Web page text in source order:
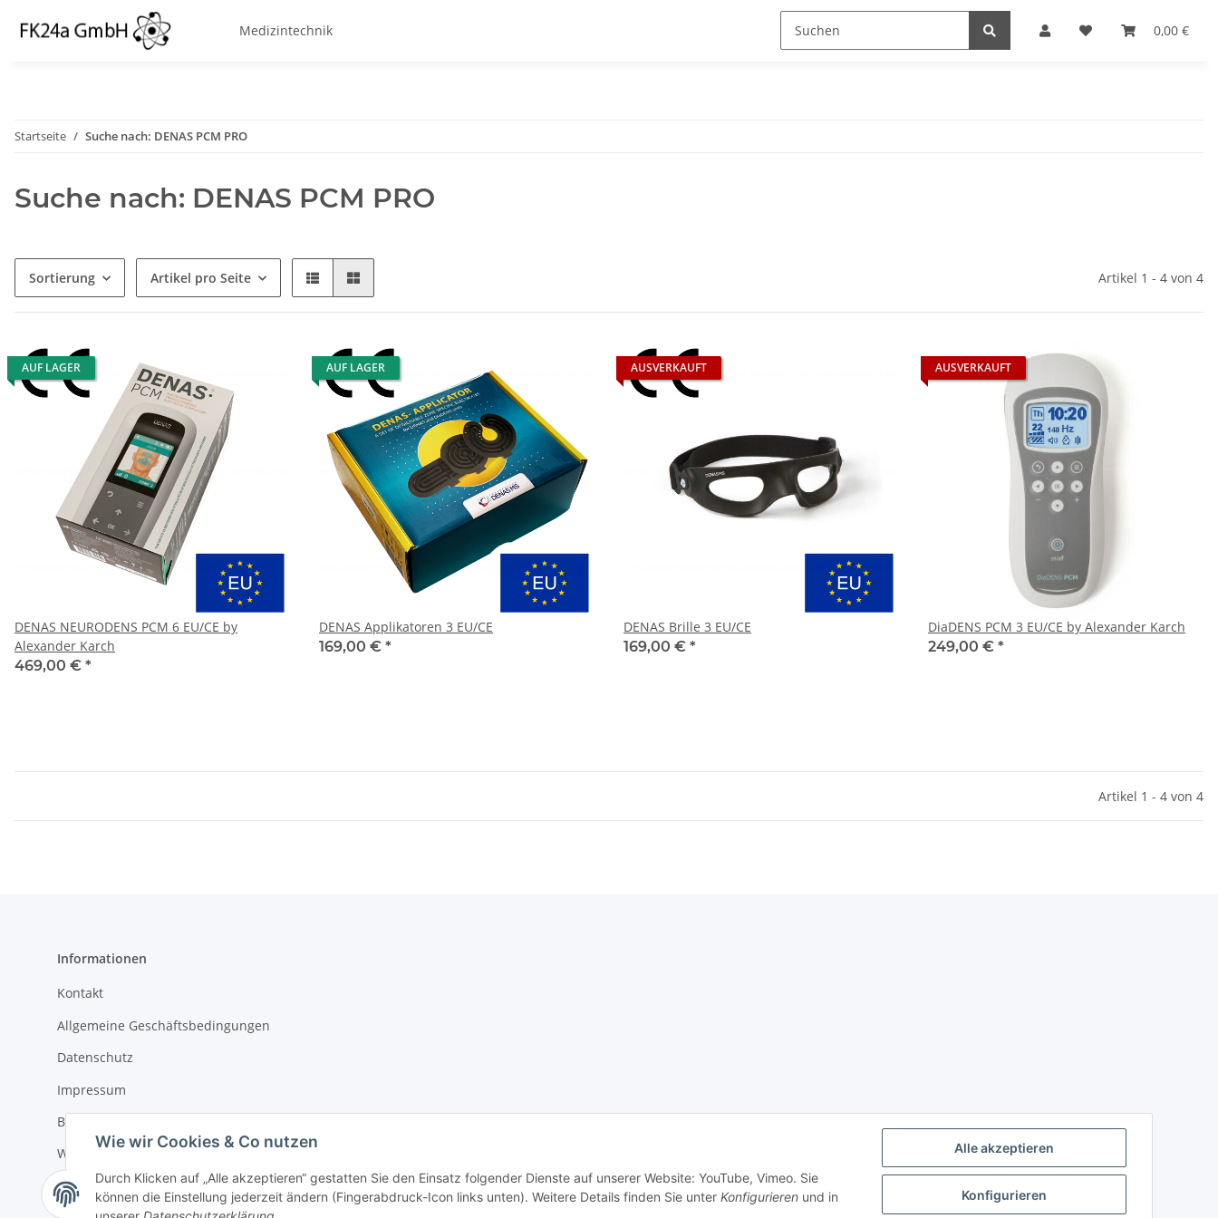
0,00 €
Medizintechnik
Startseite Suche nach: DENAS PCM PRO
Suche nach: DENAS PCM PRO
Sortierung Artikel pro Seite Artikel 1 - 4 von 4
AUF LAGER
DENAS NEURODENS PCM 6 EU/CE by
Alexander Karch
469,00 € *
AUF LAGER
DENAS Applikatoren 3 EU/CE
169,00 € *
AUSVERKAUFT
DENAS Brille 3 EU/CE
169,00 € *
AUSVERKAUFT
DiaDENS PCM 3 EU/CE by Alexander Karch
249,00 € *
Artikel 1 - 4 von 4
Informationen
Kontakt
Allgemeine Geschäftsbedingungen
Datenschutz
Impressum
Batteriegentsorgung
Widerrufsrecht
Sitemap
Wie wir Cookies & Co nutzen
Durch Klicken auf „Alle akzeptieren“ gestatten Sie den Einsatz folgender Dienste auf unserer Website: YouTube, Vimeo. Sie
können die Einstellung jederzeit ändern (Fingerabdruck-Icon links unten). Weitere Details finden Sie unter Konfigurieren und in
Alle akzeptieren
Konfigurieren